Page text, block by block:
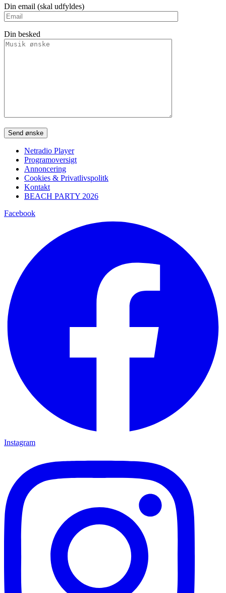
Din email (skal udfyldes)
Din besked
Please leave this field empty.
Netradio Player
Programoversigt
Annoncering
Cookies & Privatlivspolitk
Kontakt
BEACH PARTY 2026
Facebook
Instagram